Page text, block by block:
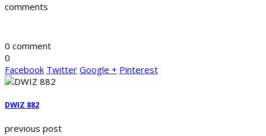
comments
0 comment
0
Facebook Twitter Google + Pinterest
DWIZ 882
previous post